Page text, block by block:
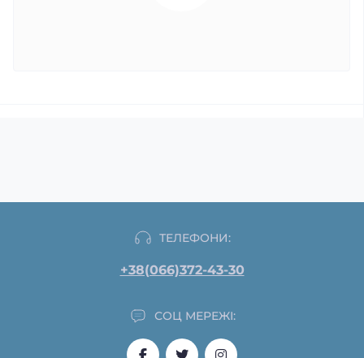
ТЕЛЕФОНИ:
+38(066)372-43-30
СОЦ МЕРЕЖІ: